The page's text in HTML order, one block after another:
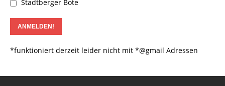
Stadtberger Bote
*funktioniert derzeit leider nicht mit *@gmail Adressen